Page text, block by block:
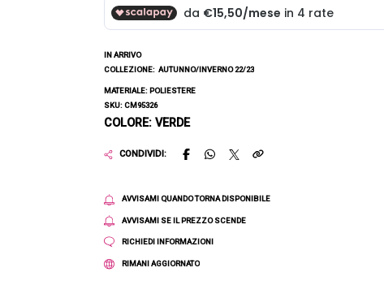
IN ARRIVO
COLLEZIONE: AUTUNNO/INVERNO 22/23
MATERIALE: POLIESTERE
SKU: CM95326
COLORE: VERDE
CONDIVIDI:
AVVISAMI QUANDO TORNA DISPONIBILE
AVVISAMI SE IL PREZZO SCENDE
RICHIEDI INFORMAZIONI
RIMANI AGGIORNATO